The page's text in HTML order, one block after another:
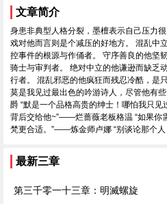
文章简介
身患非典型人格分裂，墨檀表示自己压力
戏对他而言则是个减压的好地方。 混乱中
控事件的根源与作俑者。 守序善良的他坚
骑士与审判者。 绝对中立的他谦逊而缺乏
行者。 混乱邪恶的他疯狂而残忍冷酷，是
莫是我见过最出色的吟游诗人，尽管他
爵 “默是一个品格高贵的绅士！哪怕我只
背后交给他~”——烂蔷薇老板格温 “如果你
梵更合适。”——炼金师卢娜 “别谈论那个人
最新三章
第三千零一十三章：明滅螺旋